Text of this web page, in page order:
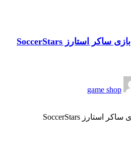
معرفی چمپیون شیپ در بازی ساکر استارز SoccerStars
game shop
معرفی چمپیون شیپ در بازی ساکر استارز SoccerStars